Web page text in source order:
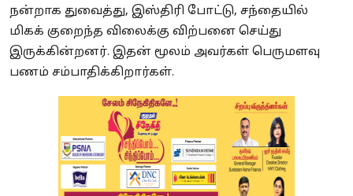
நன்றாக துவைத்து, இஸ்திரி போட்டு, சந்தையில்
மிகக் குறைந்த விலைக்கு விற்பனை செய்து
இருக்கின்றனர். இதன் மூலம் அவர்கள் பெருமளவு
பணம் சம்பாதிக்கிறார்கள்.